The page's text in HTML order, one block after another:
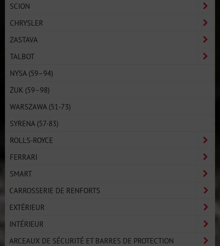
SCION
CHRYSLER
ZASTAVA
TALBOT
NYSA (59–94)
ŻUK (59–98)
WARSZAWA (51-73)
SYRENA (57-83)
ROLLS-ROYCE
FERRARI
SMART
CARROSSERIE DE RENFORTS
EXTÉRIEUR
INTÉRIEUR
ARCEAUX DE SÉCURITÉ ET BARRES DE PROTECTION